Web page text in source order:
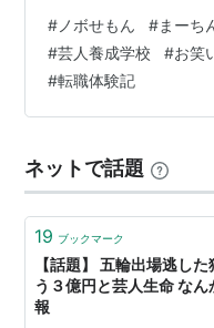
なんでも「不動産の窓
るのでインタビュー記
の。有名人へのインタ
チベーション上がる
――へ、へぇ～…
#ノボせもん #まーち
#芸人養成学校 #お笑
#転職体験記
ネットで話題
19 ブックマーク
【話題】 五輪出場逃し
う３億円と芸人生命 な
報